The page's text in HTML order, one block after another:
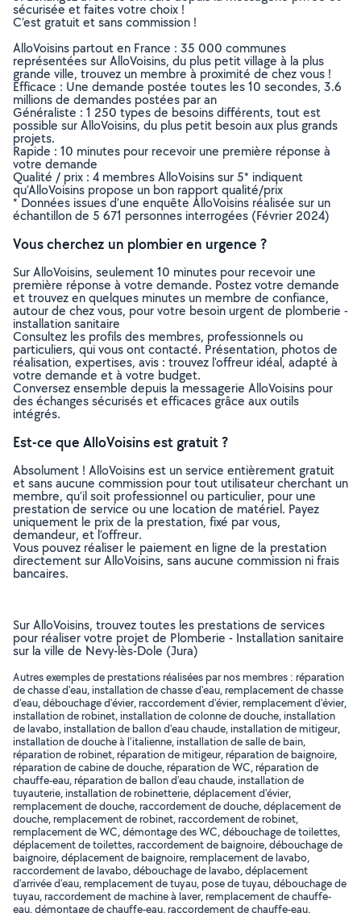
sécurisée et faites votre choix !
C’est gratuit et sans commission !
AlloVoisins partout en France : 35 000 communes
représentées sur AlloVoisins, du plus petit village à la plus
grande ville, trouvez un membre à proximité de chez vous !
Efficace : Une demande postée toutes les 10 secondes, 3.6
millions de demandes postées par an
Généraliste : 1 250 types de besoins différents, tout est
possible sur AlloVoisins, du plus petit besoin aux plus grands
projets.
Rapide : 10 minutes pour recevoir une première réponse à
votre demande
Qualité / prix : 4 membres AlloVoisins sur 5* indiquent
qu’AlloVoisins propose un bon rapport qualité/prix
* Données issues d’une enquête AlloVoisins réalisée sur un
échantillon de 5 671 personnes interrogées (Février 2024)
Vous cherchez un plombier en urgence ?
Sur AlloVoisins, seulement 10 minutes pour recevoir une
première réponse à votre demande. Postez votre demande
et trouvez en quelques minutes un membre de confiance,
autour de chez vous, pour votre besoin urgent de plomberie -
installation sanitaire
Consultez les profils des membres, professionnels ou
particuliers, qui vous ont contacté. Présentation, photos de
réalisation, expertises, avis : trouvez l'offreur idéal, adapté à
votre demande et à votre budget.
Conversez ensemble depuis la messagerie AlloVoisins pour
des échanges sécurisés et efficaces grâce aux outils
intégrés.
Est-ce que AlloVoisins est gratuit ?
Absolument ! AlloVoisins est un service entièrement gratuit
et sans aucune commission pour tout utilisateur cherchant un
membre, qu’il soit professionnel ou particulier, pour une
prestation de service ou une location de matériel. Payez
uniquement le prix de la prestation, fixé par vous,
demandeur, et l’offreur.
Vous pouvez réaliser le paiement en ligne de la prestation
directement sur AlloVoisins, sans aucune commission ni frais
bancaires.
Sur AlloVoisins, trouvez toutes les prestations de services
pour réaliser votre projet de Plomberie - Installation sanitaire
sur la ville de Nevy-lès-Dole (Jura)
Autres exemples de prestations réalisées par nos membres : réparation
de chasse d'eau, installation de chasse d'eau, remplacement de chasse
d'eau, débouchage d'évier, raccordement d'évier, remplacement d'évier,
installation de robinet, installation de colonne de douche, installation
de lavabo, installation de ballon d'eau chaude, installation de mitigeur,
installation de douche à l'italienne, installation de salle de bain,
réparation de robinet, réparation de mitigeur, réparation de baignoire,
réparation de cabine de douche, réparation de WC, réparation de
chauffe-eau, réparation de ballon d'eau chaude, installation de
tuyauterie, installation de robinetterie, déplacement d'évier,
remplacement de douche, raccordement de douche, déplacement de
douche, remplacement de robinet, raccordement de robinet,
remplacement de WC, démontage des WC, débouchage de toilettes,
déplacement de toilettes, raccordement de baignoire, débouchage de
baignoire, déplacement de baignoire, remplacement de lavabo,
raccordement de lavabo, débouchage de lavabo, déplacement
d'arrivée d'eau, remplacement de tuyau, pose de tuyau, débouchage de
tuyau, raccordement de machine à laver, remplacement de chauffe-
eau, démontage de chauffe-eau, raccordement de chauffe-eau,